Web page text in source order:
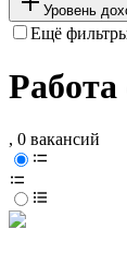
Уровень
Ещё
, 0 вакансий